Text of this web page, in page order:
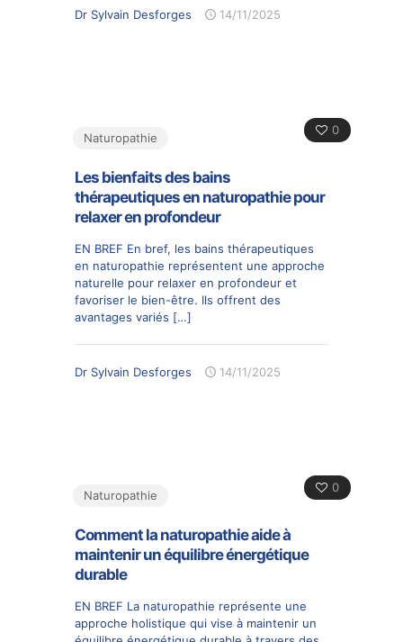
Dr Sylvain Desforges 14/11/2025
0
Naturopathie
Les bienfaits des bains
thérapeutiques en naturopathie pour
relaxer en profondeur
EN BREF En bref, les bains thérapeutiques
en naturopathie représentent une approche
naturelle pour relaxer en profondeur et
favoriser le bien-être. Ils offrent des
avantages variés […]
Dr Sylvain Desforges 14/11/2025
0
Naturopathie
Comment la naturopathie aide à
maintenir un équilibre énergétique
durable
EN BREF La naturopathie représente une
approche holistique qui vise à maintenir un